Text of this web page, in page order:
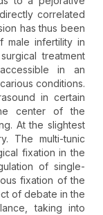
correlated
has thus been
male infertility in
treatment
in an
conditions.
in certain
center of the
At the slightest
The multi-tunic
fixation in the
of single-
fixation of the
of debate in the
taking into